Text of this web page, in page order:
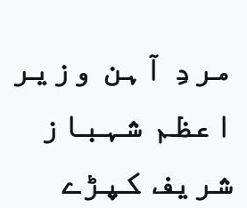
مردِ آہن وزیر
اعظم شہباز
شریف کپڑے